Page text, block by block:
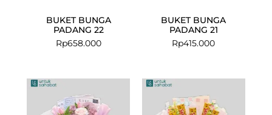
BUKET BUNGA
PADANG 22
Rp658.000
BUKET BUNGA
PADANG 21
Rp415.000